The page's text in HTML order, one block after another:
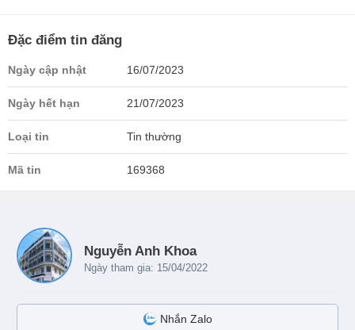
Đặc điểm tin đăng
Ngày cập nhật 16/07/2023
Ngày hết hạn 21/07/2023
Loại tin Tin thường
Mã tin 169368
Nguyễn Anh Khoa
Ngày tham gia: 15/04/2022
Nhắn Zalo